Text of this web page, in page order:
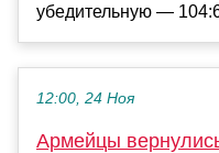
убедительную —
12:00, 24 Ноя
Армейцы